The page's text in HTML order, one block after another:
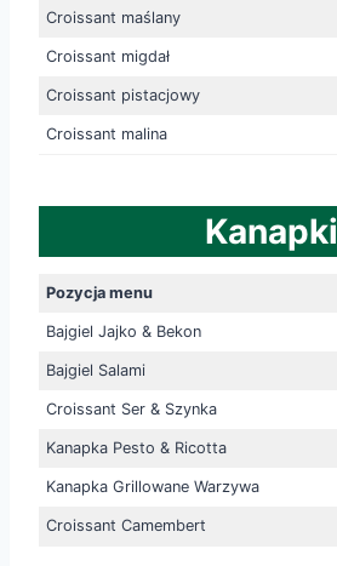
Croissant maślany
Croissant migdał
Croissant pistacjowy
Croissant malina
Kanapki
Pozycja menu
Bajgiel Jajko & Bekon
Bajgiel Salami
Croissant Ser & Szynka
Kanapka Pesto & Ricotta
Kanapka Grillowane Warzywa
Croissant Camembert